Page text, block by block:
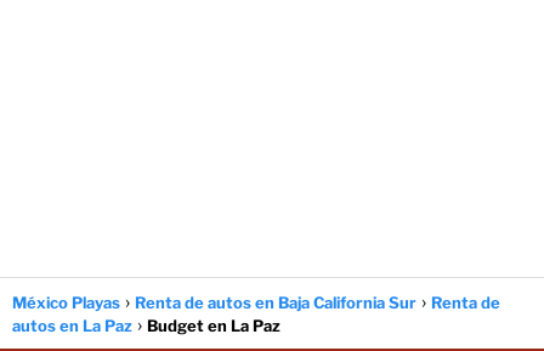
México Playas Renta de autos en Baja California Sur
Renta de
autos en La Paz
Budget en La Paz